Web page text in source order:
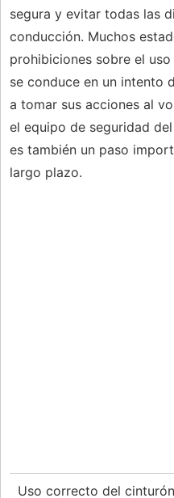
segura y evitar todas las
conducción. Muchos
prohibiciones sobre el
se conduce en un intento
a tomar sus acciones al
el equipo de seguridad
es también un paso
largo plazo.
Uso correcto del